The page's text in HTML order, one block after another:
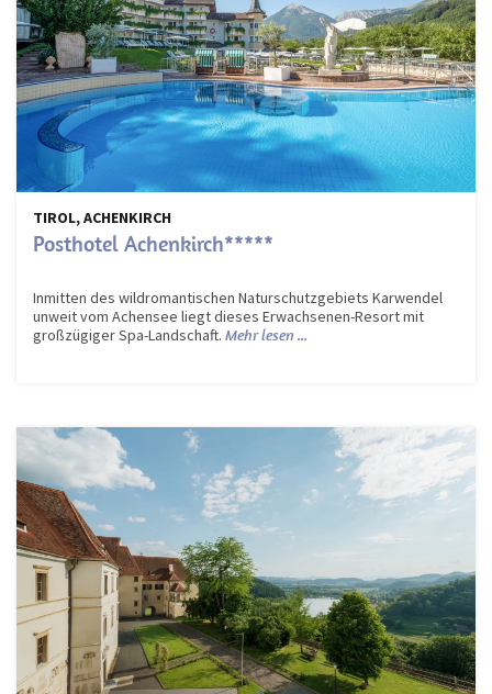
TIROL, ACHENKIRCH
Posthotel Achenkirch*****
Inmitten des wildromantischen Naturschutzgebiets Karwendel
unweit vom Achensee liegt dieses Erwachsenen-Resort mit
großzügiger Spa-Landschaft. Mehr lesen ...